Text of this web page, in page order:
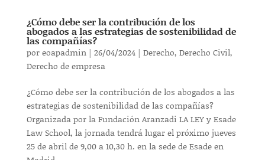
¿Cómo debe ser la contribución de los
abogados a las estrategias de sostenibilidad de
las compañías?
poreoapadmin| 26/04/2024| Derecho, Derecho Civil,
Derecho de empresa
¿Cómo debe ser la contribución de los abogados a las
estrategias de sostenibilidad de las compañías?
Organizada por la Fundación Aranzadi LA LEY y Esade
Law School, la jornada tendrá lugar el próximo jueves
25 de abril de 9,00 a 10,30 h. en la sede de Esade en